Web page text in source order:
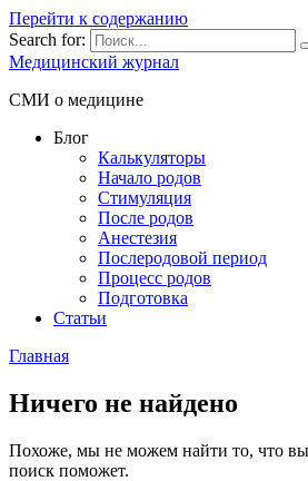
Перейти к содержанию
Search for:
Медицинский журнал
СМИ о медицине
Блог
Калькуляторы
Начало родов
Стимуляция
После родов
Анестезия
Послеродовой период
Процесс родов
Подготовка
Статьи
Главная
Ничего не найдено
Похоже, мы не можем найти то, что
поиск поможет.